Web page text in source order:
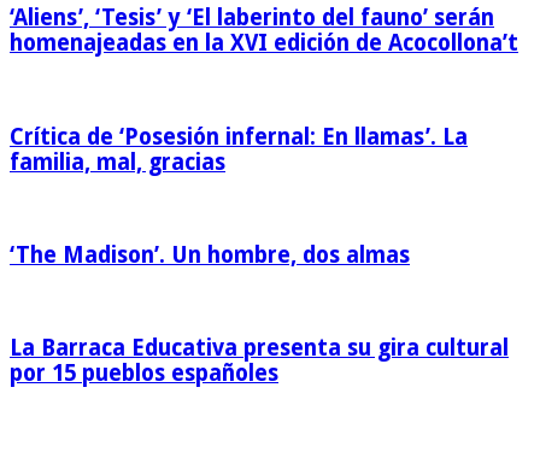
‘Aliens’, ‘Tesis’ y ‘El laberinto del fauno’ serán
homenajeadas en la XVI edición de Acocollona’t
Crítica de ‘Posesión infernal: En llamas’. La
familia, mal, gracias
‘The Madison’. Un hombre, dos almas
La Barraca Educativa presenta su gira cultural
por 15 pueblos españoles